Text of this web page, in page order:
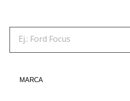
Ej.: Ford Focus